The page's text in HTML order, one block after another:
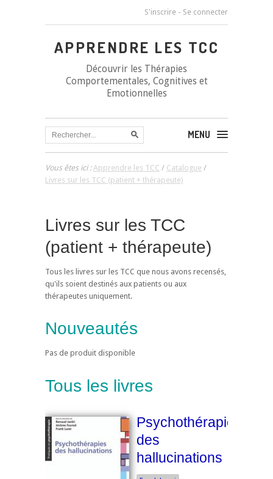
S'inscrire - Se connecter
APPRENDRE LES TCC
Découvrir les Thérapies
Comportementales, Cognitives et
Emotionnelles
MENU
Vous êtes ici :Apprendre les TCC / Catalogue /
Livres sur les TCC (patient + thérapeute)
Livres sur les TCC
(patient + thérapeute)
Tous les livres sur les TCC que nous avons recensés,
qu'ils soient destinés aux patients ou aux
thérapeutes uniquement.
Nouveautés
Pas de produit disponible
Tous les livres
Psychothérapies
des
hallucinations